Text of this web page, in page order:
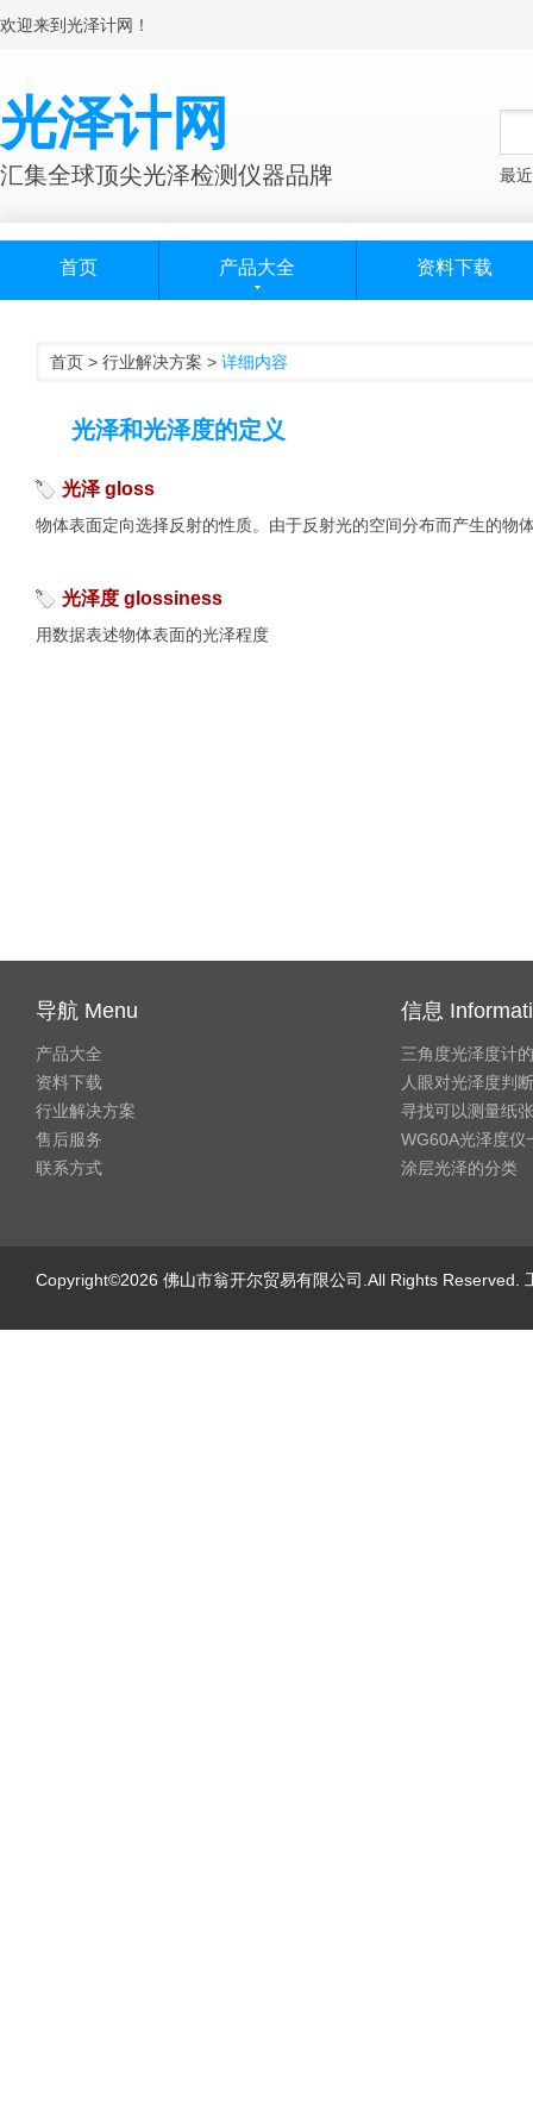
欢迎来到光泽计网！
光泽计网
汇集全球顶尖光泽检测仪器品牌 最
首页 产品大全 资料下载
首页 > 行业解决方案 > 详细内容
光泽和光泽度的定义
光泽 gloss
物体表面定向选择反射的性质。由于反射光的空间分布而产生的
光泽度 glossiness
用数据表述物体表面的光泽程度
导航 Menu
产品大全
资料下载
行业解决方案
售后服务
联系方式
信息
三角度光泽度计
人眼对光泽度判断
寻找可以测量纸
WG60A光泽度仪
涂层光泽的分类
Copyright©2026 佛山市翁开尔贸易有限公司.All Rights Reserved.